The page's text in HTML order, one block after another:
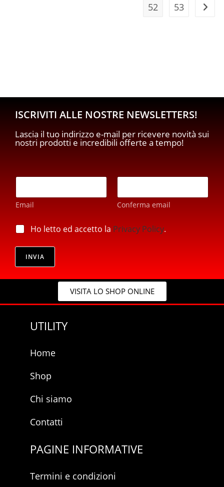
52
53
ISCRIVITI ALLE NOSTRE NEWSLETTERS!
Lascia il tuo indirizzo e-mail per ricevere novità sui
nostri prodotti e incredibili offerte a tempo!
m
a
l
E
a
i
*
Email Conferma email
p
r
i
a
Ho letto ed accetto la Privacy Policy.
INVIA
VISITA LO SHOP ONLINE
UTILITY
Home
Shop
Chi siamo
Contatti
PAGINE INFORMATIVE
Termini e condizioni